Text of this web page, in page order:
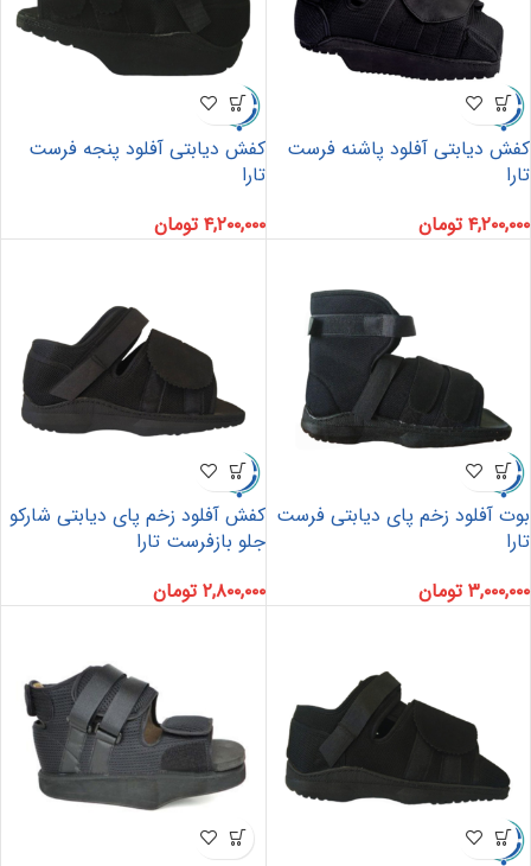
کفش دیابتی آفلود پاشنه فرست
تارا
۴,۲۰۰,۰۰۰ تومان
کفش دیابتی آفلود پنجه فرست
تارا
۴,۲۰۰,۰۰۰ تومان
بوت آفلود زخم پای دیابتی فرست
تارا
۳,۰۰۰,۰۰۰ تومان
کفش آفلود زخم پای دیابتی شارکو
جلو بازفرست تارا
۲,۸۰۰,۰۰۰ تومان